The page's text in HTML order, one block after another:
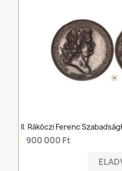
II. Rákóczi Ferenc
900 000 Ft